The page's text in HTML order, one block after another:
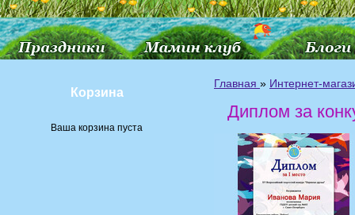
Корзина
Ваша корзина пуста
Главная » Интернет-
Диплом за